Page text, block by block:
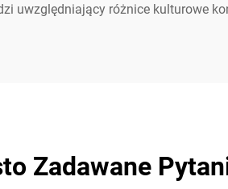
uwzględniający różnice kulturowe
Zadawane